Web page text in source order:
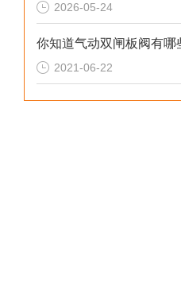
2026-05-24
你知道气动双闸板阀有哪
2021-06-22